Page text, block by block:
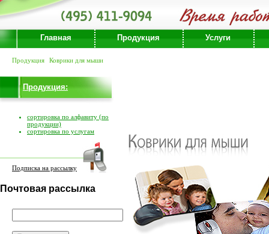
Главная Продукция Услуги
Продукция Коврики для мыши
Продукция:
сортировка по алфавиту (по
продукции)
сортировка по услугам
Подписка на рассылку
Почтовая рассылка